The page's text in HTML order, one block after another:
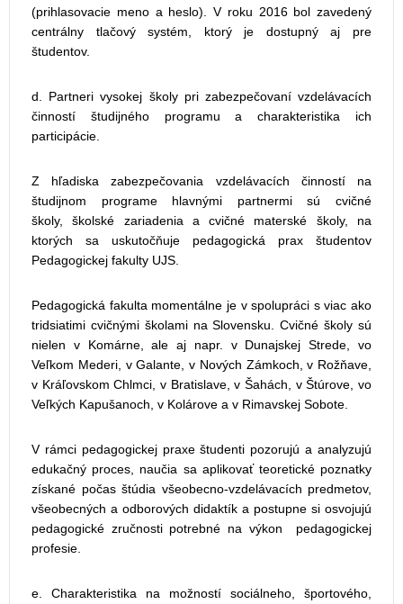
(prihlasovacie meno a heslo). V roku 2016 bol zavedený
centrálny tlačový systém, ktorý je dostupný aj pre
študentov.
d. Partneri vysokej školy pri zabezpečovaní vzdelávacích
činností študijného programu a charakteristika ich
participácie.
Z hľadiska zabezpečovania vzdelávacích činností na
študijnom programe hlavnými partnermi sú cvičné
školy, školské zariadenia a cvičné materské školy, na
ktorých sa uskutočňuje pedagogická prax študentov
Pedagogickej fakulty UJS.
Pedagogická fakulta momentálne je v spolupráci s viac ako
tridsiatimi cvičnými školami na Slovensku. Cvičné školy sú
nielen v Komárne, ale aj napr. v Dunajskej Strede, vo
Veľkom Mederi, v Galante, v Nových Zámkoch, v Rožňave,
v Kráľovskom Chlmci, v Bratislave, v Šahách, v Štúrove, vo
Veľkých Kapušanoch, v Kolárove a v Rimavskej Sobote.
V rámci pedagogickej praxe študenti pozorujú a analyzujú
edukačný proces, naučia sa aplikovať teoretické poznatky
získané počas štúdia všeobecno-vzdelávacích predmetov,
všeobecných a odborových didaktík a postupne si osvojujú
pedagogické zručnosti potrebné na výkon pedagogickej
profesie.
e. Charakteristika na možností sociálneho, športového,